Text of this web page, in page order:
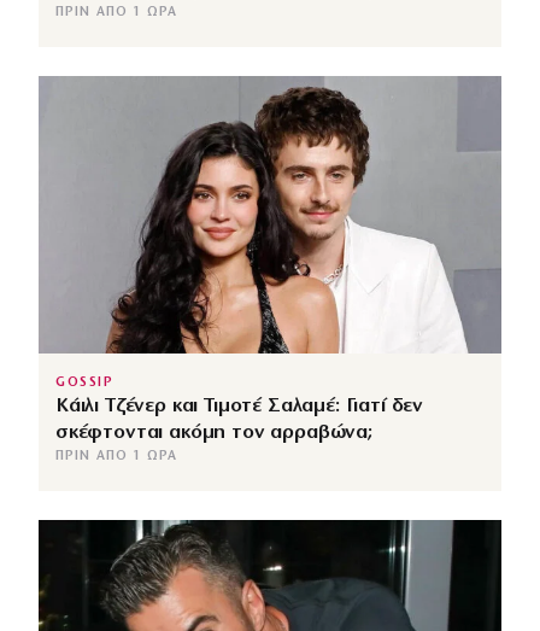
ΠΡΙΝ ΑΠΌ 1 ΏΡΑ
GOSSIP
Κάιλι Τζένερ και Τιμοτέ Σαλαμέ: Γιατί δεν
σκέφτονται ακόμη τον αρραβώνα;
ΠΡΙΝ ΑΠΌ 1 ΏΡΑ